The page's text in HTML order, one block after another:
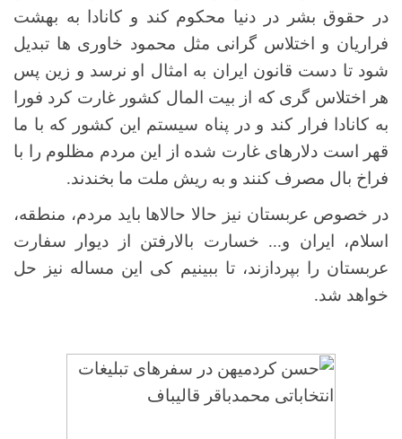
در حقوق بشر در دنیا محکوم کند و کانادا به بهشت
فراریان و اختلاس گرانی مثل محمود خاوری ها تبدیل
شود تا دست قانون ایران به امثال او نرسد و زین پس
هر اختلاس گری که از بیت المال کشور غارت کرد فورا
به کانادا فرار کند و در پناه سیستم این کشور که با ما
قهر است دلارهای غارت شده از این مردم مظلوم را با
فراخ بال مصرف کنند و به ریش ملت ما بخندند.
در خصوص عربستان نیز حالا حالاها باید مردم، منطقه،
اسلام، ایران و... خسارت بالارفتن از دیوار سفارت
عربستان را بپردازند، تا ببینیم کی این مساله نیز حل
خواهد شد.